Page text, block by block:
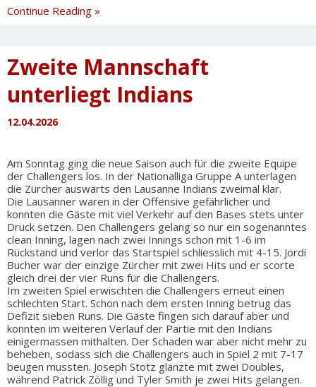
Continue Reading »
Zweite Mannschaft
unterliegt Indians
12.04.2026
Am Sonntag ging die neue Saison auch für die zweite Equipe
der Challengers los. In der Nationalliga Gruppe A unterlagen
die Zürcher auswärts den Lausanne Indians zweimal klar.
Die Lausanner waren in der Offensive gefährlicher und
konnten die Gäste mit viel Verkehr auf den Bases stets unter
Druck setzen. Den Challengers gelang so nur ein sogenanntes
clean Inning, lagen nach zwei Innings schon mit 1-6 im
Rückstand und verlor das Startspiel schliesslich mit 4-15. Jordi
Bucher war der einzige Zürcher mit zwei Hits und er scorte
gleich drei der vier Runs für die Challengers.
Im zweiten Spiel erwischten die Challengers erneut einen
schlechten Start. Schon nach dem ersten Inning betrug das
Defizit sieben Runs. Die Gäste fingen sich darauf aber und
konnten im weiteren Verlauf der Partie mit den Indians
einigermassen mithalten. Der Schaden war aber nicht mehr zu
beheben, sodass sich die Challengers auch in Spiel 2 mit 7-17
beugen mussten. Joseph Stotz glänzte mit zwei Doubles,
während Patrick Zöllig und Tyler Smith je zwei Hits gelangen.